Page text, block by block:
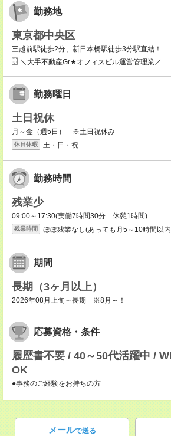
勤務地
東京都中央区
三越前駅徒歩2分、新日本橋駅徒歩3分駅直結！
＼大手不動産Gr★オフィスビル運営管理業／
勤務曜日
土日祝休
月～金（週5日） ※土日祝休み
休日休暇 土・日・祝
勤務時間
残業少
09:00～17:30(実働7時間30分 休憩1時間)
残業時間 ほぼ残業なし(あっても月5～10時間以
期間
長期（3ヶ月以上）
2026年08月上旬～長期 ※8月～！
応募資格・条件
履歴書不要 / 40～50代活躍中 /
OK
●事務のご経験をお持ちの方
メールで送る